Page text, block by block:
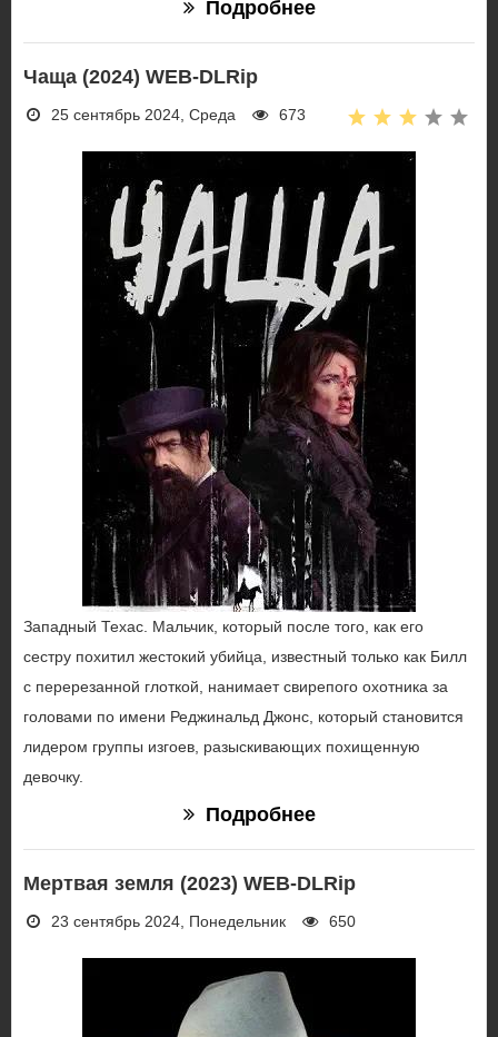
Подробнее
Чаща (2024) WEB-DLRip
25 сентябрь 2024, Среда 673
Западный Техас. Мальчик, который после того, как его
сестру похитил жестокий убийца, известный только как Билл
с перерезанной глоткой, нанимает свирепого охотника за
головами по имени Реджинальд Джонс, который становится
лидером группы изгоев, разыскивающих похищенную
девочку.
Подробнее
Мертвая земля (2023) WEB-DLRip
23 сентябрь 2024, Понедельник 650